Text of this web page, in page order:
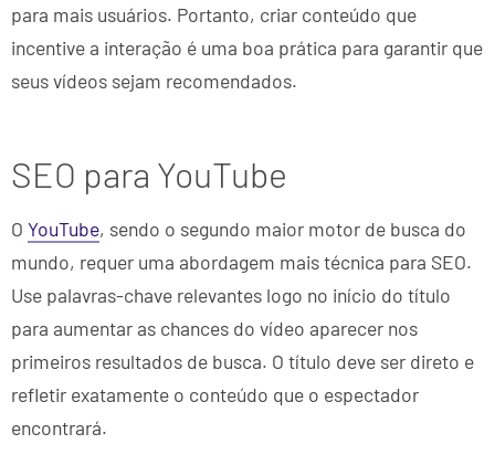
para mais usuários. Portanto, criar conteúdo que
incentive a interação é uma boa prática para garantir que
seus vídeos sejam recomendados.
SEO para YouTube
O YouTube, sendo o segundo maior motor de busca do
mundo, requer uma abordagem mais técnica para SEO.
Use palavras-chave relevantes logo no início do título
para aumentar as chances do vídeo aparecer nos
primeiros resultados de busca. O título deve ser direto e
refletir exatamente o conteúdo que o espectador
encontrará.